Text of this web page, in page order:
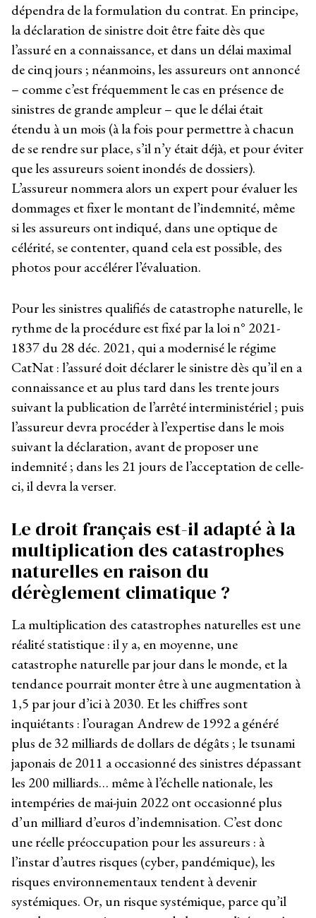
dépendra de la formulation du contrat. En principe,
la déclaration de sinistre doit être faite dès que
l’assuré en a connaissance, et dans un délai maximal
de cinq jours ; néanmoins, les assureurs ont annoncé
– comme c’est fréquemment le cas en présence de
sinistres de grande ampleur – que le délai était
étendu à un mois (à la fois pour permettre à chacun
de se rendre sur place, s’il n’y était déjà, et pour éviter
que les assureurs soient inondés de dossiers).
L’assureur nommera alors un expert pour évaluer les
dommages et fixer le montant de l’indemnité, même
si les assureurs ont indiqué, dans une optique de
célérité, se contenter, quand cela est possible, des
photos pour accélérer l’évaluation.
Pour les sinistres qualifiés de catastrophe naturelle, le
rythme de la procédure est fixé par la loi n° 2021-
1837 du 28 déc. 2021, qui a modernisé le régime
CatNat : l’assuré doit déclarer le sinistre dès qu’il en a
connaissance et au plus tard dans les trente jours
suivant la publication de l’arrêté interministériel ; puis
l’assureur devra procéder à l’expertise dans le mois
suivant la déclaration, avant de proposer une
indemnité ; dans les 21 jours de l’acceptation de celle-
ci, il devra la verser.
Le droit français est-il adapté à la
multiplication des catastrophes
naturelles en raison du
dérèglement climatique ?
La multiplication des catastrophes naturelles est une
réalité statistique : il y a, en moyenne, une
catastrophe naturelle par jour dans le monde, et la
tendance pourrait monter être à une augmentation à
1,5 par jour d’ici à 2030. Et les chiffres sont
inquiétants : l’ouragan Andrew de 1992 a généré
plus de 32 milliards de dollars de dégâts ; le tsunami
japonais de 2011 a occasionné des sinistres dépassant
les 200 milliards… même à l’échelle nationale, les
intempéries de mai-juin 2022 ont occasionné plus
d’un milliard d’euros d’indemnisation. C’est donc
une réelle préoccupation pour les assureurs : à
l’instar d’autres risques (cyber, pandémique), les
risques environnementaux tendent à devenir
systémiques. Or, un risque systémique, parce qu’il